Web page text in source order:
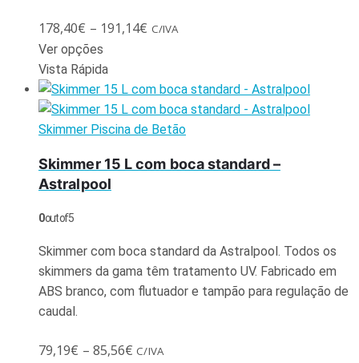
178,40€ – 191,14€ C/IVA
Ver opções
Vista Rápida
Skimmer Piscina de Betão
Skimmer 15 L com boca standard –
Astralpool
0out of 5
Skimmer com boca standard da Astralpool. Todos os
skimmers da gama têm tratamento UV. Fabricado em
ABS branco, com flutuador e tampão para regulação de
caudal.
79,19€ – 85,56€ C/IVA